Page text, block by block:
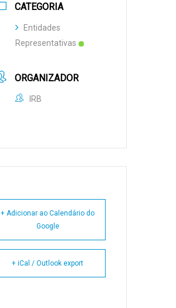
CATEGORIA
Entidades
Representativas
ORGANIZADOR
IRB
+ Adicionar ao Calendário do
Google
+ iCal / Outlook export